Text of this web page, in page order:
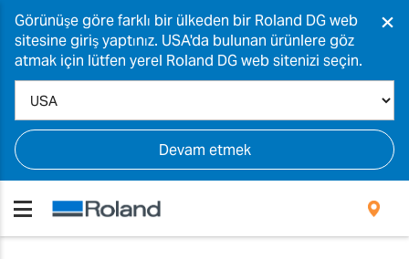
Görünüşe göre farklı bir ülkeden bir Roland DG web
sitesine giriş yaptınız. USA'da bulunan ürünlere göz
atmak için lütfen yerel Roland DG web sitenizi seçin.
Devam etmek
×